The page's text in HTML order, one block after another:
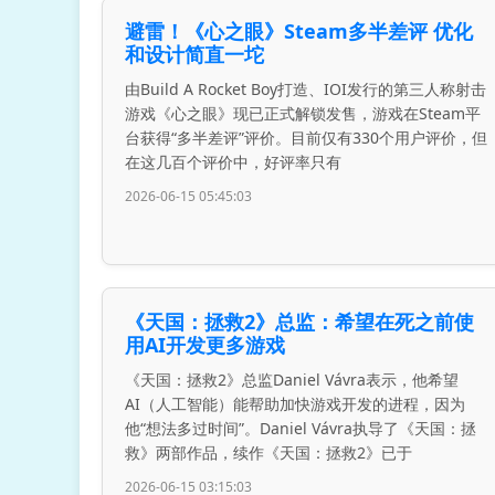
避雷！《心之眼》Steam多半差评 优化
和设计简直一坨
由Build A Rocket Boy打造、IOI发行的第三人称射击
游戏《心之眼》现已正式解锁发售，游戏在Steam平
台获得“多半差评”评价。目前仅有330个用户评价，但
在这几百个评价中，好评率只有
2026-06-15 05:45:03
《天国：拯救2》总监：希望在死之前使
用AI开发更多游戏
《天国：拯救2》总监Daniel Vávra表示，他希望
AI（人工智能）能帮助加快游戏开发的进程，因为
他“想法多过时间”。Daniel Vávra执导了《天国：拯
救》两部作品，续作《天国：拯救2》已于
2026-06-15 03:15:03